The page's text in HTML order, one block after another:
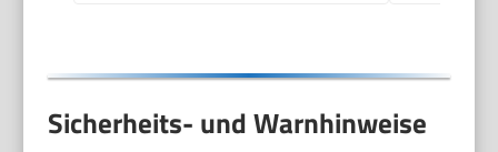
Sicherheits- und Warnhinweise